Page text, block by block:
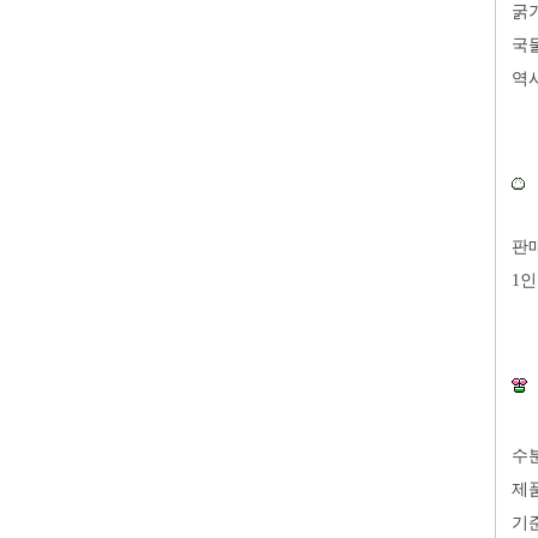
굵
국
역
판
1
수
제
기